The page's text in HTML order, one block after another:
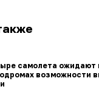
самолета ожидают
возможности